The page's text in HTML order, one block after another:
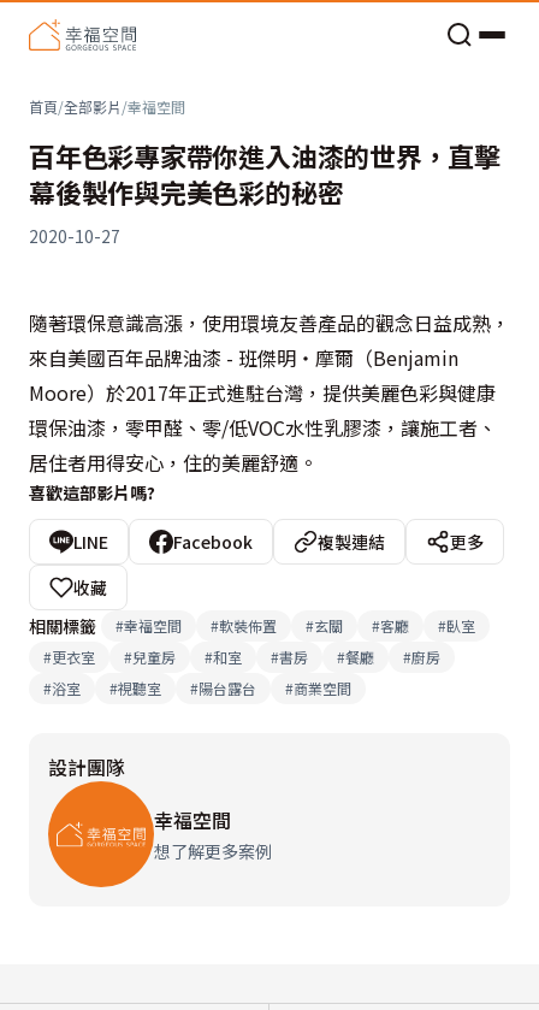
首頁/全部影片/幸福空間
百年色彩專家帶你進入油漆的世界，直擊
幕後製作與完美色彩的秘密
2020-10-27
隨著環保意識高漲，使用環境友善產品的觀念日益成熟，
來自美國百年品牌油漆 - 班傑明‧摩爾（Benjamin
Moore）於2017年正式進駐台灣，提供美麗色彩與健康
環保油漆，零甲醛、零/低VOC水性乳膠漆，讓施工者、
居住者用得安心，住的美麗舒適。
喜歡這部影片嗎?
LINE Facebook 複製連結
更多
收藏
相關標籤
#幸福空間 #軟裝佈置 #玄關 #客廳 #臥室
#更衣室 #兒童房 #和室 #書房 #餐廳 #廚房
#浴室 #視聽室 #陽台露台 #商業空間
設計團隊
幸福空間
想了解更多案例